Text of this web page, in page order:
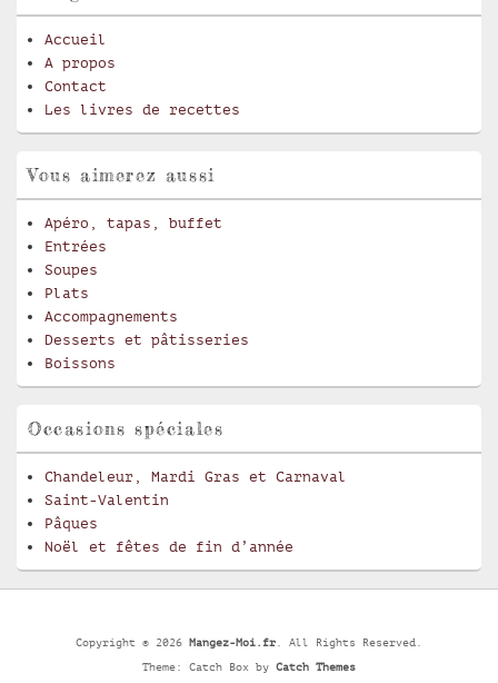
Accueil
A propos
Contact
Les livres de recettes
Vous aimerez aussi
Apéro, tapas, buffet
Entrées
Soupes
Plats
Accompagnements
Desserts et pâtisseries
Boissons
Occasions spéciales
Chandeleur, Mardi Gras et Carnaval
Saint-Valentin
Pâques
Noël et fêtes de fin d’année
Copyright © 2026 Mangez-Moi.fr. All Rights Reserved.
Theme: Catch Box by Catch Themes